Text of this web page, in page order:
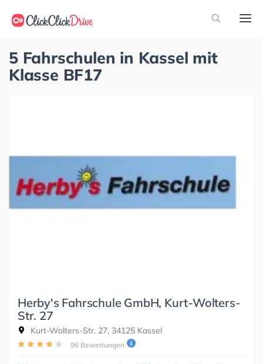
5 Fahrschulen in Kassel mit
Klasse BF17
Herby's Fahrschule GmbH, Kurt-Wolters-
Str. 27
Kurt-Wolters-Str. 27, 34125 Kassel
96 Bewertungen